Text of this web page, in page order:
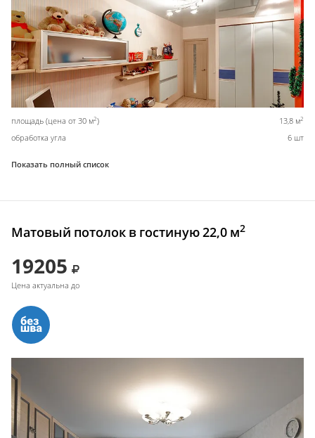
площадь (цена от 30 м2) 13,8 м2
обработка угла 6 шт
Показать полный список
Матовый потолок в гостиную 22,0 м2
19205
Цена актуальна до